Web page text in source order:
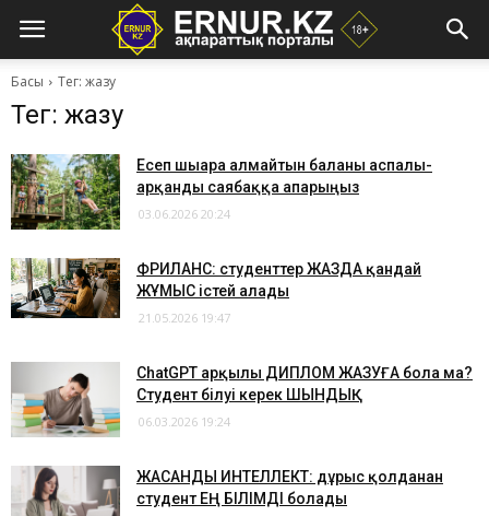
Басы Тег: жазу
Тег: жазу
Есеп шығара алмайтын баланы аспалы-
арқанды саябаққа апарыңыз
03.06.2026 20:24
ФРИЛАНС: студенттер ЖАЗДА қандай
ЖҰМЫС істей алады
21.05.2026 19:47
ChatGPT арқылы ДИПЛОМ ЖАЗУҒА бола ма?
Студент білуі керек ШЫНДЫҚ
06.03.2026 19:24
ЖАСАНДЫ ИНТЕЛЛЕКТ: дұрыс қолданған
студент ЕҢ БІЛІМДІ болады